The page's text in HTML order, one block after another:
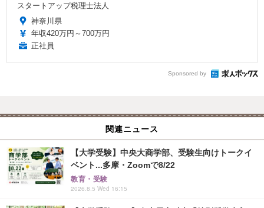
スタートアップ税理士法人
神奈川県
年収420万円～700万円
正社員
Sponsored by
関連ニュース
【大学受験】中央大商学部、受験生向けトークイ
ベント...多摩・Zoomで8/22
教育・受験
2026.8.5 Wed 16:15